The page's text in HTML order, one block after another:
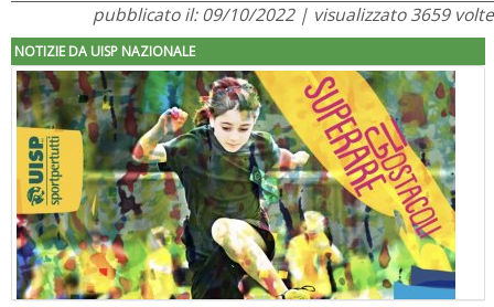
pubblicato il: 09/10/2022 | visualizzato 3659 volte
NOTIZIE DA UISP NAZIONALE